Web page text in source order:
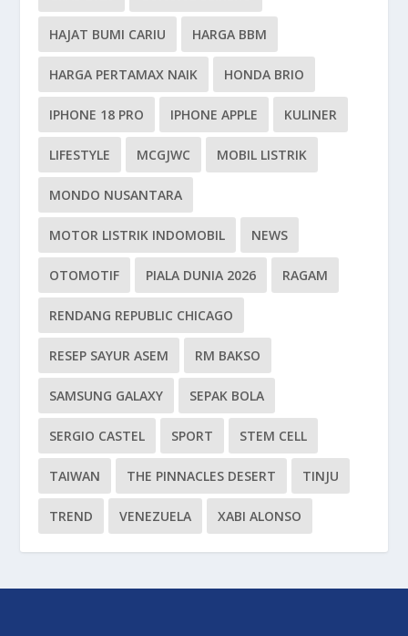
HAJAT BUMI CARIU HARGA BBM
HARGA PERTAMAX NAIK HONDA BRIO
IPHONE 18 PRO IPHONE APPLE KULINER
LIFESTYLE MCGJWC MOBIL LISTRIK
MONDO NUSANTARA
MOTOR LISTRIK INDOMOBIL NEWS
OTOMOTIF PIALA DUNIA 2026 RAGAM
RENDANG REPUBLIC CHICAGO
RESEP SAYUR ASEM RM BAKSO
SAMSUNG GALAXY SEPAK BOLA
SERGIO CASTEL SPORT STEM CELL
TAIWAN THE PINNACLES DESERT TINJU
TREND VENEZUELA XABI ALONSO